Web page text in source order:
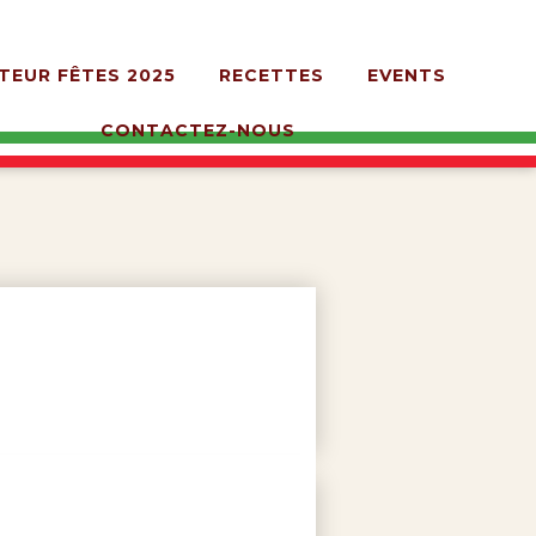
FÊTES 2025 RECETTES EVENTS
CONTACTEZ-NOUS